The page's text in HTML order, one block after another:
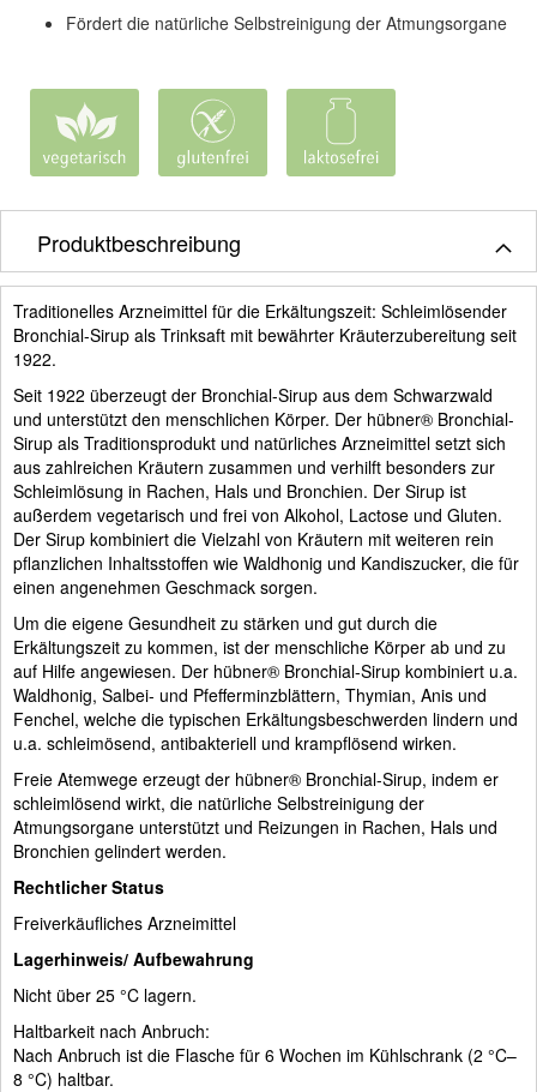
Fördert die natürliche Selbstreinigung der Atmungsorgane
Produktbeschreibung
Traditionelles Arzneimittel für die Erkältungszeit: Schleimlösender
Bronchial-Sirup als Trinksaft mit bewährter Kräuterzubereitung seit
1922.
Seit 1922 überzeugt der Bronchial-Sirup aus dem Schwarzwald
und unterstützt den menschlichen Körper. Der hübner® Bronchial-
Sirup als Traditionsprodukt und natürliches Arzneimittel setzt sich
aus zahlreichen Kräutern zusammen und verhilft besonders zur
Schleimlösung in Rachen, Hals und Bronchien. Der Sirup ist
außerdem vegetarisch und frei von Alkohol, Lactose und Gluten.
Der Sirup kombiniert die Vielzahl von Kräutern mit weiteren rein
pflanzlichen Inhaltsstoffen wie Waldhonig und Kandiszucker, die für
einen angenehmen Geschmack sorgen.
Um die eigene Gesundheit zu stärken und gut durch die
Erkältungszeit zu kommen, ist der menschliche Körper ab und zu
auf Hilfe angewiesen. Der hübner® Bronchial-Sirup kombiniert u.a.
Waldhonig, Salbei- und Pfefferminzblättern, Thymian, Anis und
Fenchel, welche die typischen Erkältungsbeschwerden lindern und
u.a. schleimösend, antibakteriell und krampflösend wirken.
Freie Atemwege erzeugt der hübner® Bronchial-Sirup, indem er
schleimlösend wirkt, die natürliche Selbstreinigung der
Atmungsorgane unterstützt und Reizungen in Rachen, Hals und
Bronchien gelindert werden.
Rechtlicher Status
Freiverkäufliches Arzneimittel
Lagerhinweis/ Aufbewahrung
Nicht über 25 °C lagern.
Haltbarkeit nach Anbruch:
Nach Anbruch ist die Flasche für 6 Wochen im Kühlschrank (2 °C–
8 °C) haltbar.